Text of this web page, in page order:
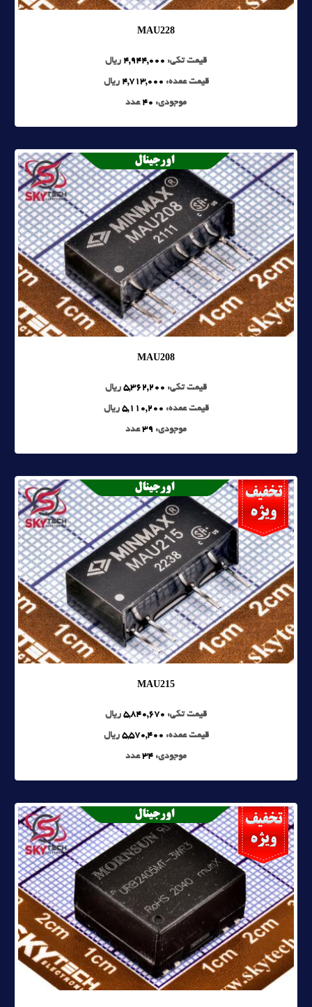
MAU228
قیمت تکی: 4,944,000 ریال
قیمت عمده: 4,713,000 ریال
موجودی: 40 عدد
MAU208
قیمت تکی: 5,362,200 ریال
قیمت عمده: 5,110,200 ریال
موجودی: 39عدد
MAU215
قیمت تکی: 5,840,670 ریال
قیمت عمده: 5,570,400 ریال
موجودی: 34عدد